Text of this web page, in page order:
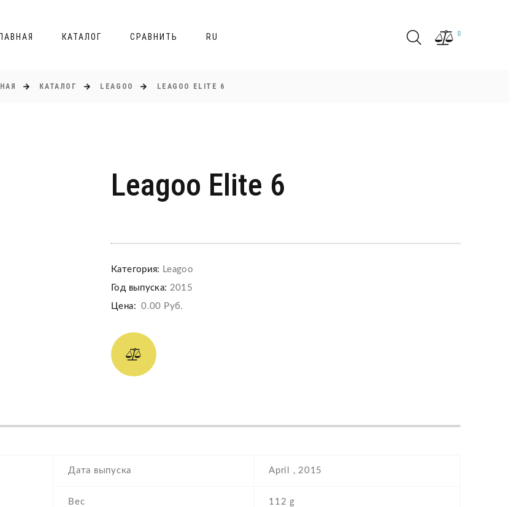
КАТАЛОГ СРАВНИТЬ RU 0
КАТАЛОГ LEAGOO LEAGOO ELITE 6
Leagoo Elite 6
Категория: Leagoo
Год выпуска: 2015
Цена: 0.00 Руб.
Дата выпуска April , 2015
Вес 112 g